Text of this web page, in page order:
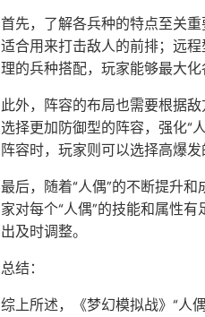
首先，了解各兵种的特点至关重
适合用来打击敌人的前排；远
理的兵种搭配，玩家能够最大化
此外，阵容的布局也需要根据
选择更加防御型的阵容，强化“
阵容时，玩家则可以选择高爆
最后，随着“人偶”的不断提升
家对每个“人偶”的技能和属性
出及时调整。
总结：
综上所述，《梦幻模拟战》“人